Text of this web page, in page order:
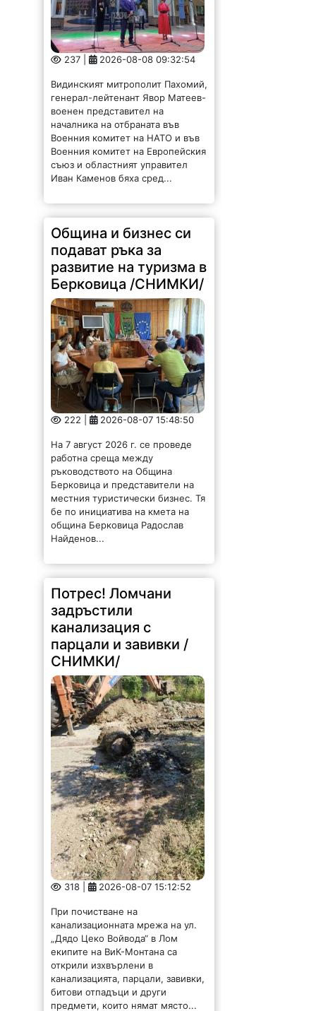
237 | 2026-08-08 09:32:54
Видинският митрополит Пахомий,
генерал-лейтенант Явор Матеев-
военен представител на
началника на отбраната във
Военния комитет на НАТО и във
Военния комитет на Европейския
съюз и областният управител
Иван Каменов бяха сред...
Община и бизнес си
подават ръка за
развитие на туризма в
Берковица /СНИМКИ/
222 | 2026-08-07 15:48:50
На 7 август 2026 г. се проведе
работна среща между
ръководството на Община
Берковица и представители на
местния туристически бизнес. Тя
бе по инициатива на кмета на
община Берковица Радослав
Найденов...
Потрес! Ломчани
задръстили
канализация с
парцали и завивки /
СНИМКИ/
318 | 2026-08-07 15:12:52
При почистване на
канализационната мрежа на ул.
„Дядо Цеко Войвода“ в Лом
екипите на ВиК-Монтана са
открили изхвърлени в
канализацията, парцали, завивки,
битови отпадъци и други
предмети, които нямат място...